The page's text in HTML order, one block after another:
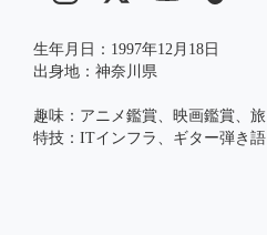
生年月日：1997年12月18日
出身地：神奈川県
趣味：アニメ鑑賞、映画鑑賞、
特技：ITインフラ、ギター弾き